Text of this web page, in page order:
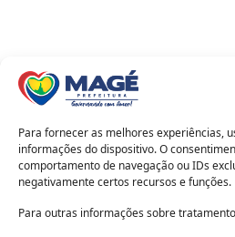
Para fornecer as melhores experiências,
informações do dispositivo. O
comportamento de navegação ou IDs
negativamente certos recursos e funções.
Para outras informações sobre